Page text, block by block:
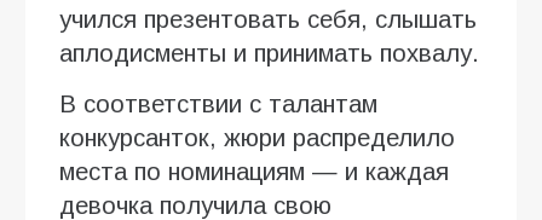
учился презентовать себя, слышать
аплодисменты и принимать похвалу.
В соответствии с талантам
конкурсанток, жюри распределило
места по номинациям — и каждая
девочка получила свою